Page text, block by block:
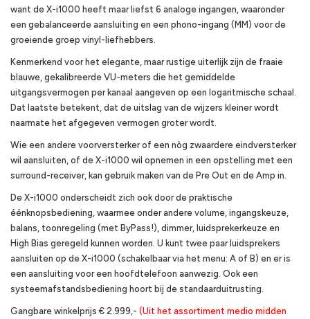
want de X-i1000 heeft maar liefst 6 analoge ingangen, waaronder
een gebalanceerde aansluiting en een phono-ingang (MM) voor de
groeiende groep vinyl-liefhebbers.
Kenmerkend voor het elegante, maar rustige uiterlijk zijn de fraaie
blauwe, gekalibreerde VU-meters die het gemiddelde
uitgangsvermogen per kanaal aangeven op een logaritmische schaal.
Dat laatste betekent, dat de uitslag van de wijzers kleiner wordt
naarmate het afgegeven vermogen groter wordt.
Wie een andere voorversterker of een nòg zwaardere eindversterker
wil aansluiten, of de X-i1000 wil opnemen in een opstelling met een
surround-receiver, kan gebruik maken van de Pre Out en de Amp in.
De X-i1000 onderscheidt zich ook door de praktische
éénknopsbediening, waarmee onder andere volume, ingangskeuze,
balans, toonregeling (met ByPass!), dimmer, luidsprekerkeuze en
High Bias geregeld kunnen worden. U kunt twee paar luidsprekers
aansluiten op de X-i1000 (schakelbaar via het menu: A of B) en er is
een aansluiting voor een hoofdtelefoon aanwezig. Ook een
systeemafstandsbediening hoort bij de standaarduitrusting.
Gangbare winkelprijs € 2.999,- (Uit het assortiment medio midden